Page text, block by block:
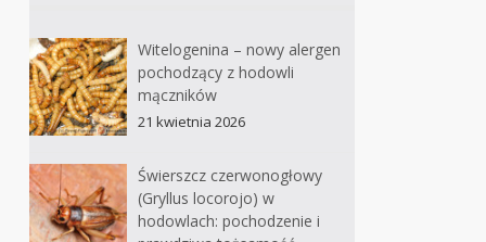
Witelogenina – nowy alergen
pochodzący z hodowli
mączników
21 kwietnia 2026
Świerszcz czerwonogłowy
(Gryllus locorojo) w
hodowlach: pochodzenie i